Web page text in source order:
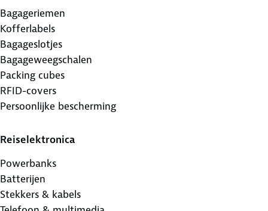
Bagageriemen
Kofferlabels
Bagageslotjes
Bagageweegschalen
Packing cubes
RFID-covers
Persoonlijke bescherming
Reiselektronica
Powerbanks
Batterijen
Stekkers & kabels